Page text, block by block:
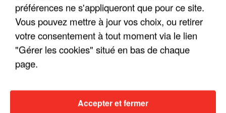
"ON A TOUS LE TRAC"
"ON N'EST PAS DES PARENTS
PARFAITS"
préférences ne s'appliqueront que pour ce site.
Vous pouvez mettre à jour vos choix, ou retirer
votre consentement à tout moment via le lien
"Gérer les cookies" situé en bas de chaque
page.
Accepter et fermer